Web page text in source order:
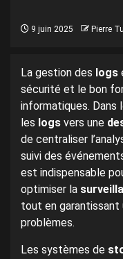
9 juin 2025 Pierre
La gestion des logs
sécurité et le bon
informatiques. Dans
les logs vers une
de centraliser
suivi des
est indispensable
optimiser la
tout en garantissant
problèmes.
Les systèmes de